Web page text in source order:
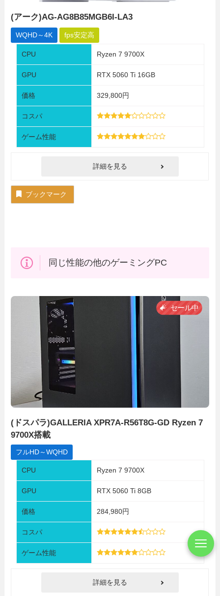
(アーク)AG-AG8B85MGB6I-LA3
WQHD～4K fps安定高
CPU Ryzen 7 9700X
GPU RTX 5060 Ti 16GB
価格 329,800円
コスパ
ゲーム性能
詳細を見る
ブックマーク
同じ性能の他のゲーミングPC
セール中
(ドスパラ)GALLERIA XPR7A-R56T8G-GD Ryzen 7
9700X搭載
フルHD～WQHD
CPU Ryzen 7 9700X
GPU RTX 5060 Ti 8GB
価格 284,980円
コスパ
ゲーム性能
詳細を見る